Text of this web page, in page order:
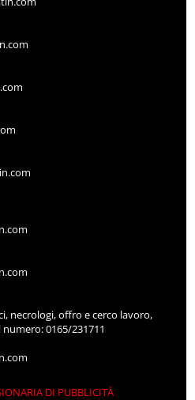
necrologi, offro e cerco lavoro,
0165/231711
DI PUBBLICITÀ